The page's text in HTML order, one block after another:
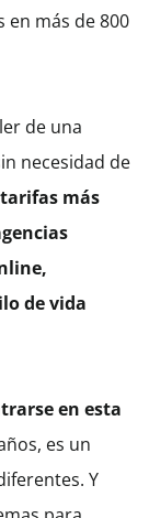
en más de 800
de una
necesidad de
tarifas más
de vida
en esta
es un
Y